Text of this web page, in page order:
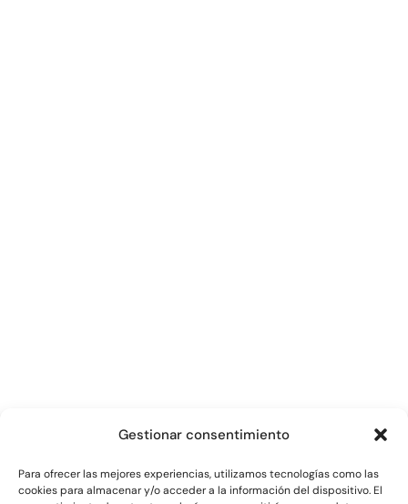
Gestionar consentimiento
Para ofrecer las mejores experiencias, utilizamos tecnologías como las
cookies para almacenar y/o acceder a la información del dispositivo. El